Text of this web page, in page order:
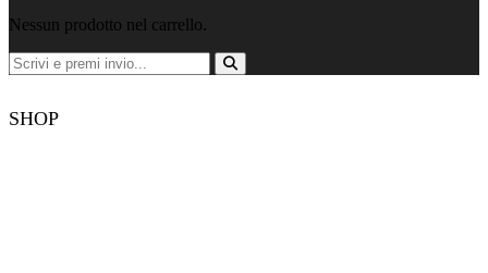
Nessun prodotto nel carrello.
SHOP